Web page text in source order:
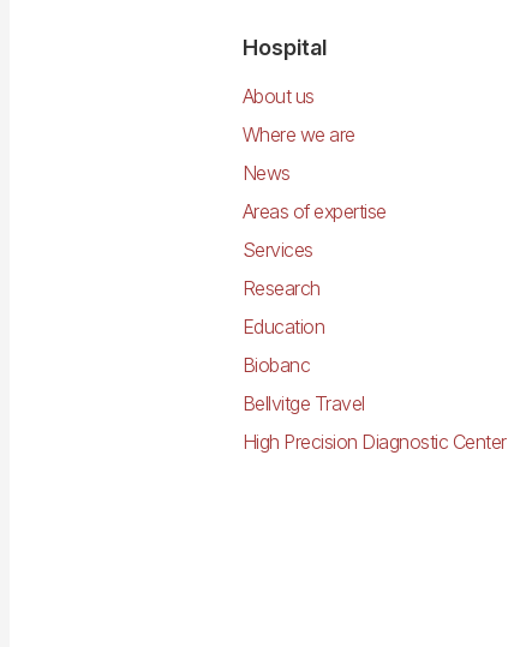
Hospital
About us
Where we are
News
Areas of expertise
Services
Research
Education
Biobanc
Bellvitge Travel
High Precision Diagnostic Center